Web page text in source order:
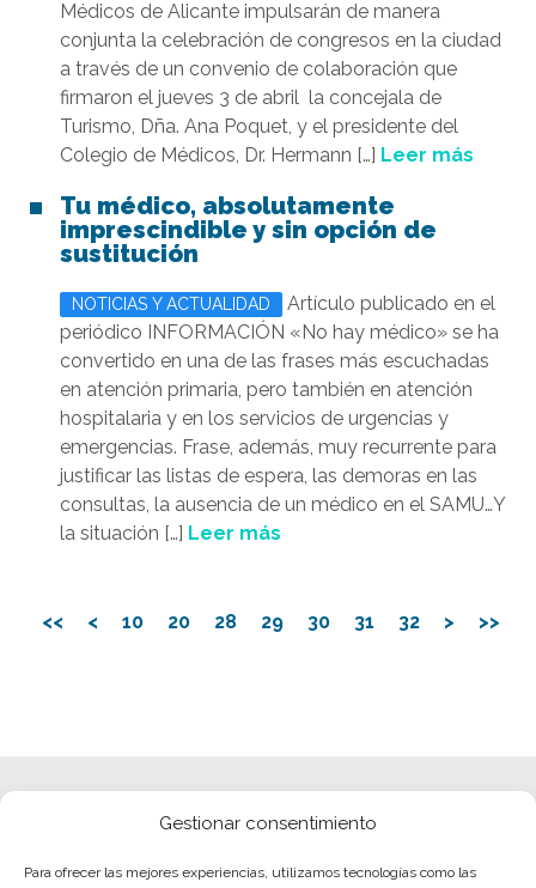
Gestionar consentimiento
Para ofrecer las mejores experiencias, utilizamos tecnologías como las
Médicos de Alicante impulsarán de manera
conjunta la celebración de congresos en la ciudad
a través de un convenio de colaboración que
firmaron el jueves 3 de abril la concejala de
Turismo, Dña. Ana Poquet, y el presidente del
Colegio de Médicos, Dr. Hermann […] Leer más
Tu médico, absolutamente
imprescindible y sin opción de
sustitución
NOTICIAS Y ACTUALIDAD
Artículo publicado en el
periódico INFORMACIÓN «No hay médico» se ha
convertido en una de las frases más escuchadas
en atención primaria, pero también en atención
hospitalaria y en los servicios de urgencias y
emergencias. Frase, además, muy recurrente para
justificar las listas de espera, las demoras en las
consultas, la ausencia de un médico en el SAMU…Y
la situación […] Leer más
<< < 10 20 28 29 30 31 32 > >>